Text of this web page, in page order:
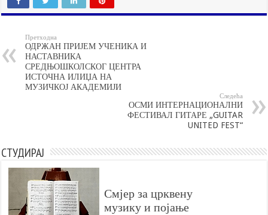
Претходна
ОДРЖАН ПРИЈЕМ УЧЕНИКА И
НАСТАВНИКА
СРЕДЊОШКОЛСКОГ ЦЕНТРА
ИСТОЧНА ИЛИЏА НА
МУЗИЧКОЈ АКАДЕМИЈИ
Следећа
ОСМИ ИНТЕРНАЦИОНАЛНИ
ФЕСТИВАЛ ГИТАРЕ „GUITAR
UNITED FEST“
СТУДИРАЈ
Смјер за црквену
музику и појање